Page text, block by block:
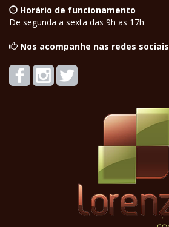
Horário de funcionamento
De segunda a sexta das 9h as 17h
Nos acompanhe nas redes sociais